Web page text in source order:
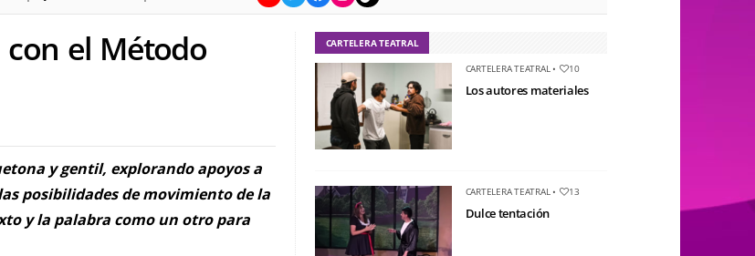
con el Método
y gentil, explorando apoyos a
posibilidades de movimiento de la
y la palabra como un otro para
CARTELERA TEATRAL
CARTELERA TEATRAL• 10
Los autores materiales
CARTELERA TEATRAL• 13
Dulce tentación